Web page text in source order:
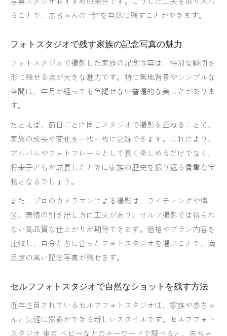
ることで、赤ちゃんの“今”を自然に残すことができます。
フォトスタジオで残す家族の記念写真の魅力
フォトスタジオで撮影した家族の記念写真は、特別な瞬間を
形に残せる点が大きな魅力です。特に無地背景やシンプルな
空間は、年月が経っても色褪せない普遍的な美しさがありま
す。
たとえば、節目ごとに同じスタジオで撮影を重ねることで、
家族の成長や変化を一枚一枚に記録できます。これにより、
アルバムやフォトフレームとして長く楽しめるだけでなく、
将来子どもが成長したときに家族の歴史を振り返る貴重な宝
物となるでしょう。
また、プロのカメラマンによる撮影は、ライティングや構
図、表情の引き出し方に工夫があり、セルフ撮影では得られ
ない高品質な仕上がりが期待できます。価格やプラン内容を
比較し、自分たちに合ったフォトスタジオを選ぶことで、満
足度の高い記念写真が残せます。
セルフフォトスタジオで自然なショットを残す方法
近年注目されているセルフフォトスタジオは、家族や赤ちゃ
んと気軽に撮影ができる新しいスタイルです。セルフフォト
スタジオ 東京 ベビーなどのキーワードで調べると、赤ちゃ